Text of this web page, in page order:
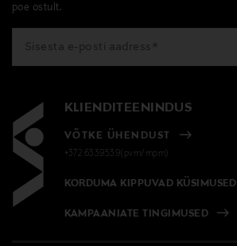
poe ostult.
KLIENDITEENINDUS
VÕTKE ÜHENDUST
+372 6339539(pvm/mpm)
KORDUMA KIPPUVAD KÜSIMUSED
KAMPAANIATE TINGIMUSED